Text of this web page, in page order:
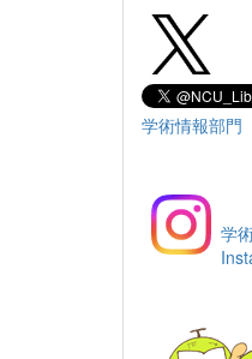
学術情報部門
学